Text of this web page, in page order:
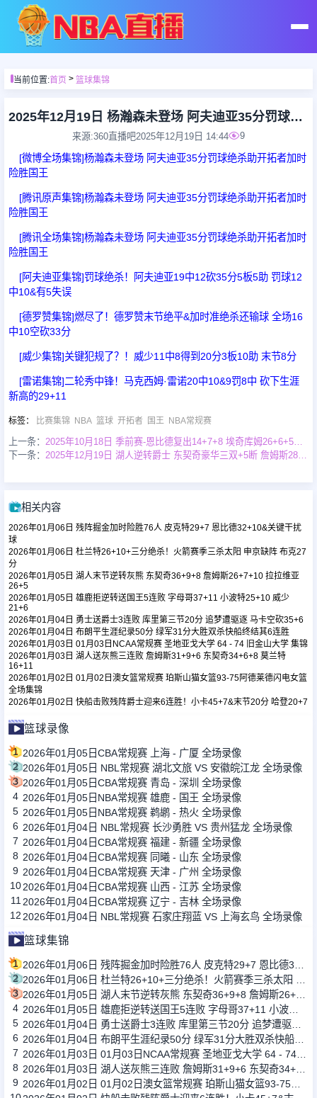
首页
足球直播
篮球直播
足球录像
篮球录像
足球集锦
篮球集锦
足球新闻
篮球新闻
当前位置:首页> 篮球集锦
2025年12月19日 杨瀚森未登场 阿夫迪亚35分罚球绝杀助开拓者加时险胜国王
来源:360直播吧2025年12月19日 14:44 9
[微博全场集锦]杨瀚森未登场 阿夫迪亚35分罚球绝杀助开拓者加时
险胜国王
[腾讯原声集锦]杨瀚森未登场 阿夫迪亚35分罚球绝杀助开拓者加时
险胜国王
[腾讯全场集锦]杨瀚森未登场 阿夫迪亚35分罚球绝杀助开拓者加时
险胜国王
[阿夫迪亚集锦]罚球绝杀！阿夫迪亚19中12砍35分5板5助 罚球12
中10&有5失误
[德罗赞集锦]燃尽了！德罗赞末节绝平&加时准绝杀还输球 全场16
中10空砍33分
[威少集锦]关键犯规了？！威少11中8得到20分3板10助 末节8分
[雷诺集锦]二轮秀中锋！马克西姆·雷诺20中10&9罚8中 砍下生涯
新高的29+11
标签： 比赛集锦 NBA 篮球 开拓者 国王 NBA常规赛
上一条：
2025年10月18日 季前赛-恩比德复出14+7+8 埃奇库姆26+6+5断 76人击退森林狼
下一条：
2025年12月19日 湖人逆转爵士 东契奇豪华三双+5断 詹姆斯28+7+10 乔治34+8
相关内容
2026年01月06日 残阵掘金加时险胜76人 皮克特29+7 恩比德32+10&关键干扰
球
2026年01月06日 杜兰特26+10+三分绝杀！火箭赛季三杀太阳 申京缺阵 布克27
分
2026年01月05日 湖人末节逆转灰熊 东契奇36+9+8 詹姆斯26+7+10 拉拉维亚
26+5
2026年01月05日 雄鹿拒逆转送国王5连败 字母哥37+11 小波特25+10 威少
21+6
2026年01月04日 勇士送爵士3连败 库里第三节20分 追梦遭驱逐 马卡空砍35+6
2026年01月04日 布朗平生涯纪录50分 绿军31分大胜双杀快船终结其6连胜
2026年01月03日 01月03日NCAA常规赛 圣地亚戈大学 64 - 74 旧金山大学 集锦
2026年01月03日 湖人送灰熊三连败 詹姆斯31+9+6 东契奇34+6+8 莫兰特
16+11
2026年01月02日 01月02日澳女篮常规赛 珀斯山猫女篮93-75阿德莱德闪电女篮
全场集锦
2026年01月02日 快船击败残阵爵士迎来6连胜！小卡45+7&末节20分 哈登20+7
篮球录像
1 2026年01月05日CBA常规赛 上海 - 广厦 全场录像
2 2026年01月05日 NBL常规赛 湖北文旅 VS 安徽皖江龙 全场录像
3 2026年01月05日CBA常规赛 青岛 - 深圳 全场录像
4 2026年01月05日NBA常规赛 雄鹿 - 国王 全场录像
5 2026年01月05日NBA常规赛 鹈鹕 - 热火 全场录像
6 2026年01月04日 NBL常规赛 长沙勇胜 VS 贵州猛龙 全场录像
7 2026年01月04日CBA常规赛 福建 - 新疆 全场录像
8 2026年01月04日CBA常规赛 同曦 - 山东 全场录像
9 2026年01月04日CBA常规赛 天津 - 广州 全场录像
102026年01月04日CBA常规赛 山西 - 江苏 全场录像
11 2026年01月04日CBA常规赛 辽宁 - 吉林 全场录像
12 2026年01月04日 NBL常规赛 石家庄翔蓝 VS 上海玄鸟 全场录像
篮球集锦
1
2
3
4
5
6
7
8
9